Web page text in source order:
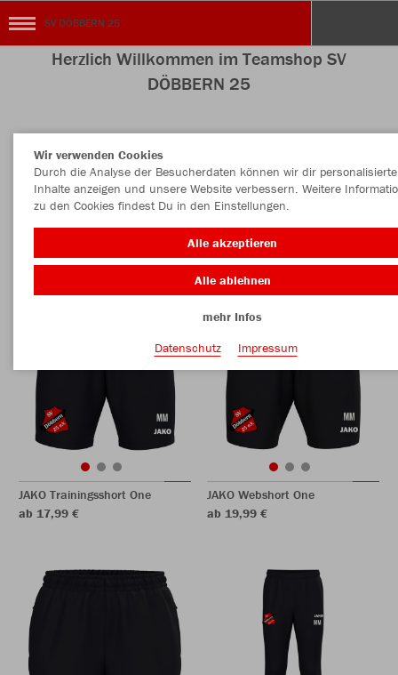
SV DÖBBERN 25
Herzlich Willkommen im Teamshop SV
DÖBBERN 25
Nachhaltig Farbe
JAKO Trainingsshort One
ab 17,99 €
JAKO Webshort One
ab 19,99 €
Wir verwenden Cookies
Durch die Analyse der Besucherdaten können wir dir personalisierte
Inhalte anzeigen und unsere Website verbessern. Weitere
zu den Cookies findest Du in den Einstellungen.
Alle akzeptieren
Alle ablehnen
mehr Infos
Datenschutz
Impressum